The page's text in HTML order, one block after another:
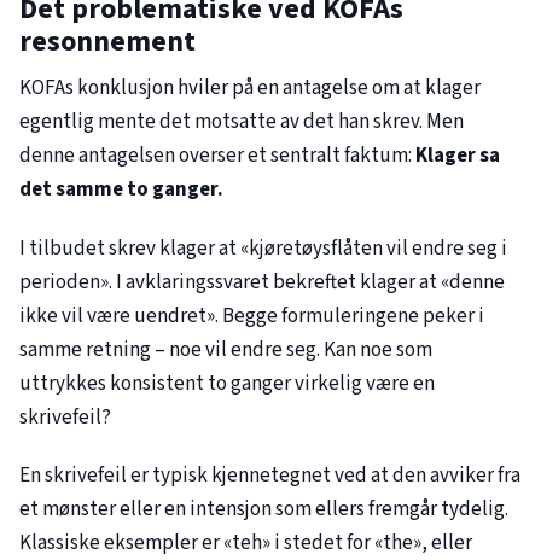
Det problematiske ved KOFAs
resonnement
KOFAs konklusjon hviler på en antagelse om at klager
egentlig mente det motsatte av det han skrev. Men
denne antagelsen overser et sentralt faktum: Klager sa
det samme to ganger.
I tilbudet skrev klager at «kjøretøysflåten vil endre seg i
perioden». I avklaringssvaret bekreftet klager at «denne
ikke vil være uendret». Begge formuleringene peker i
samme retning – noe vil endre seg. Kan noe som
uttrykkes konsistent to ganger virkelig være en
skrivefeil?
En skrivefeil er typisk kjennetegnet ved at den avviker fra
et mønster eller en intensjon som ellers fremgår tydelig.
Klassiske eksempler er «teh» i stedet for «the», eller